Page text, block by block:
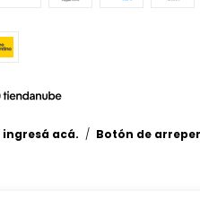
ingresá acá. / Botón de